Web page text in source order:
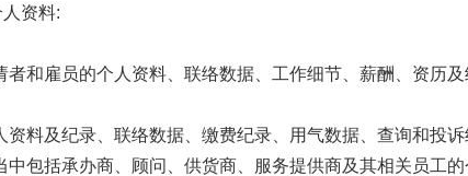
资料:
者和雇员的个人资料、联络数据、工作细节、薪酬、资历
料及纪录、联络数据、缴费纪录、用气数据、查询和投诉
中包括承办商、顾问、供货商、服务提供商及其相关员工